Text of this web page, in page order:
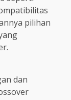
pilihan
dan